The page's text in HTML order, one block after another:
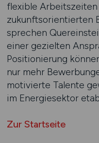
flexible
zukunftsorientierten
sprechen
einer gezielten
Positionierung
nur mehr
motivierte Talente
im Energiesektor
Zur Startseite